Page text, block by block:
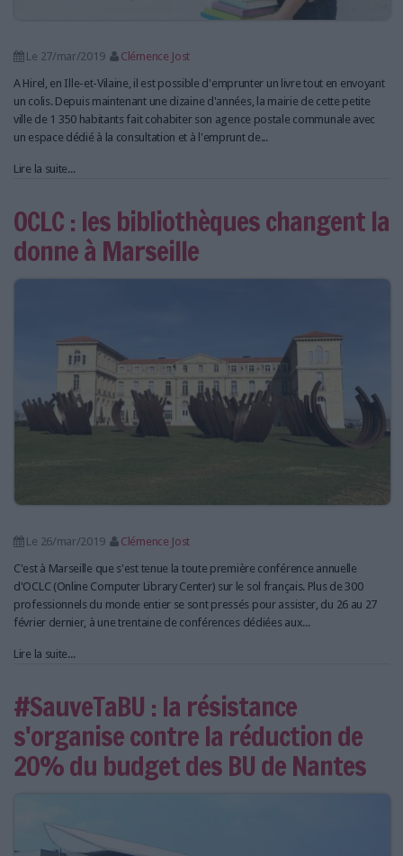
Le 27/mar/2019
Clémence Jost
A Hirel, en Ille-et-Vilaine, il est possible d'emprunter un livre tout en envoyant
un colis. Depuis maintenant une dizaine d'années, la mairie de cette petite
ville de 1 350 habitants fait cohabiter son agence postale communale avec
un espace dédié à la consultation et à l'emprunt de...
Lire la suite...
OCLC : les bibliothèques changent la
donne à Marseille
Le 26/mar/2019
Clémence Jost
C'est à Marseille que s'est tenue la toute première conférence annuelle
d'OCLC (Online Computer Library Center) sur le sol français. Plus de 300
professionnels du monde entier se sont pressés pour assister, du 26 au 27
février dernier, à une trentaine de conférences dédiées aux...
Lire la suite...
#SauveTaBU : la résistance
s'organise contre la réduction de
20% du budget des BU de Nantes